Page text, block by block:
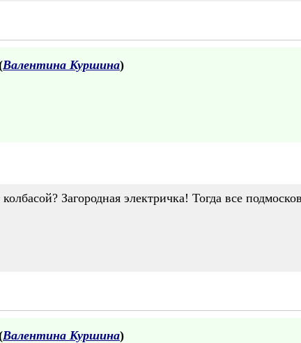
Валентина Куршина)
Загородная электричка! Тогда все
Валентина Куршина)